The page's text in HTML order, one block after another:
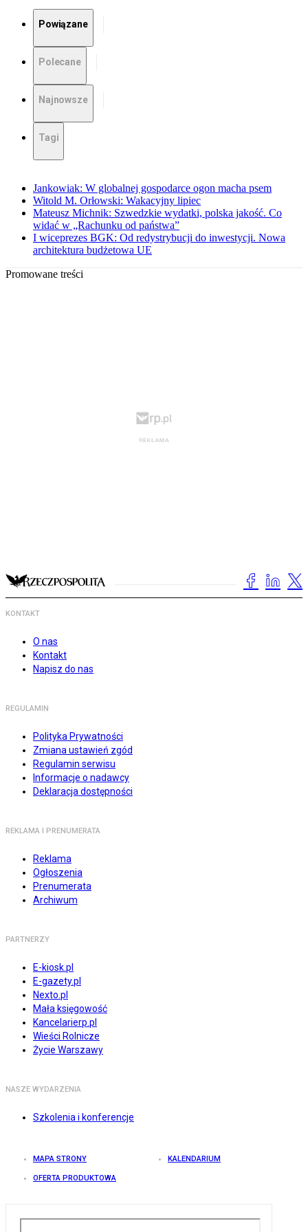
Powiązane
Polecane
Najnowsze
Tagi
Jankowiak: W globalnej gospodarce ogon macha psem
Witold M. Orłowski: Wakacyjny lipiec
Mateusz Michnik: Szwedzkie wydatki, polska jakość. Co
widać w „Rachunku od państwa”
I wiceprezes BGK: Od redystrybucji do inwestycji. Nowa
architektura budżetowa UE
Promowane treści
KONTAKT
O nas
Kontakt
Napisz do nas
REGULAMIN
Polityka Prywatności
Zmiana ustawień zgód
Regulamin serwisu
Informacje o nadawcy
Deklaracja dostępności
REKLAMA I PRENUMERATA
Reklama
Ogłoszenia
Prenumerata
Archiwum
PARTNERZY
E-kiosk.pl
E-gazety.pl
Nexto.pl
Mała księgowość
Kancelarierp.pl
Wieści Rolnicze
Życie Warszawy
NASZE WYDARZENIA
Szkolenia i konferencje
MAPA STRONY KALENDARIUM
OFERTA PRODUKTOWA